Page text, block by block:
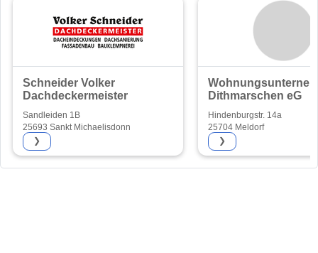
Schneider Volker
Dachdeckermeister
Sandleiden 1B
25693 Sankt Michaelisdonn
❯
Dithmarschen eG
Hindenburgstr. 14a
25704 Meldorf
❯